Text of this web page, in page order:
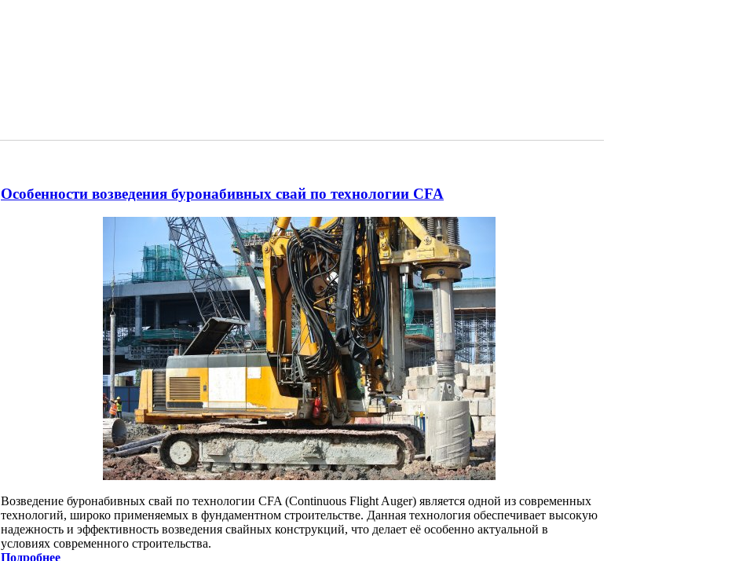
Особенности возведения буронабивных свай по технологии CFA
Возведение буронабивных свай по технологии CFA (Continuous Flight Auger) является одной из современных
технологий, широко применяемых в фундаментном строительстве. Данная технология обеспечивает высокую
надежность и эффективность возведения свайных конструкций, что делает её особенно актуальной в
условиях современного строительства.
Подробнее